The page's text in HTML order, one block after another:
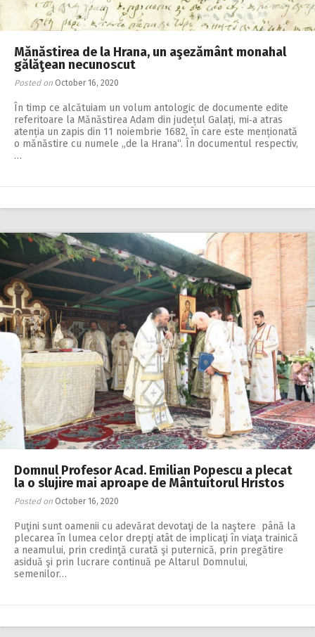
Mănăstirea de la Hrana, un aşezământ monahal
gălăţean necunoscut
Posted on October 16, 2020
În timp ce alcătuiam un volum antologic de documente edite
referitoare la Mănăstirea Adam din județul Galați, mi‑a atras
atenția un zapis din 11 noiembrie 1682, în care este menționată
o mănăstire cu numele „de la Hrana“. În documentul respectiv,
…
Domnul Profesor Acad. Emilian Popescu a plecat
la o slujire mai aproape de Μântuitorul Hristos
Posted on October 16, 2020
Puţini sunt oamenii cu adevărat devotaţi de la naştere până la
plecarea în lumea celor drepţi atât de implicaţi în viaţa trainică
a neamului, prin credinţă curată şi puternică, prin pregătire
asiduă şi prin lucrare continuă pe Altarul Domnului,
semenilor…